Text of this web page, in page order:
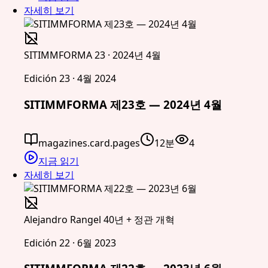
자세히 보기
SITIMMFORMA 23 · 2024년 4월
Edición 23 · 4월 2024
SITIMMFORMA 제23호 — 2024년 4월
magazines.card.pages 12분
4
지금 읽기
자세히 보기
Alejandro Rangel 40년 + 정관 개혁
Edición 22 · 6월 2023